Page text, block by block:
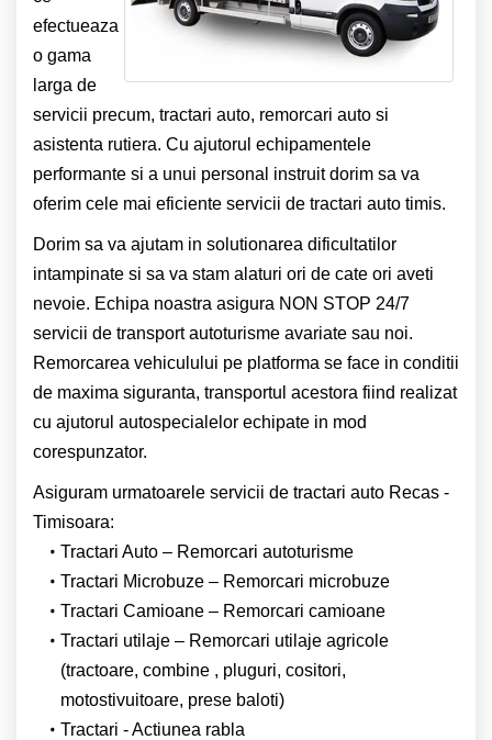
efectueaza
o gama
larga de
servicii precum, tractari auto, remorcari auto si
asistenta rutiera. Cu ajutorul echipamentele
performante si a unui personal instruit dorim sa va
oferim cele mai eficiente servicii de tractari auto timis.
Dorim sa va ajutam in solutionarea dificultatilor
intampinate si sa va stam alaturi ori de cate ori aveti
nevoie. Echipa noastra asigura NON STOP 24/7
servicii de transport autoturisme avariate sau noi.
Remorcarea vehiculului pe platforma se face in conditii
de maxima siguranta, transportul acestora fiind realizat
cu ajutorul autospecialelor echipate in mod
corespunzator.
Asiguram urmatoarele servicii de tractari auto Recas -
Timisoara:
Tractari Auto – Remorcari autoturisme
Tractari Microbuze – Remorcari microbuze
Tractari Camioane – Remorcari camioane
Tractari utilaje – Remorcari utilaje agricole
(tractoare, combine , pluguri, cositori,
motostivuitoare, prese baloti)
Tractari - Actiunea rabla